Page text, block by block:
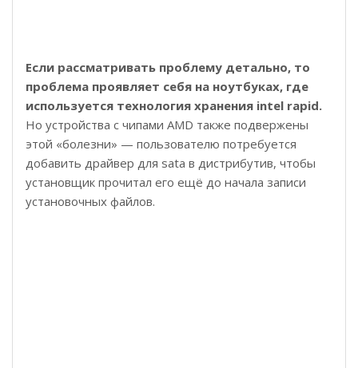
Если рассматривать проблему детально, то
проблема проявляет себя на ноутбуках, где
используется технология хранения intel rapid.
Но устройства с чипами AMD также подвержены
этой «болезни» — пользователю потребуется
добавить драйвер для sata в дистрибутив, чтобы
установщик прочитал его ещё до начала записи
установочных файлов.